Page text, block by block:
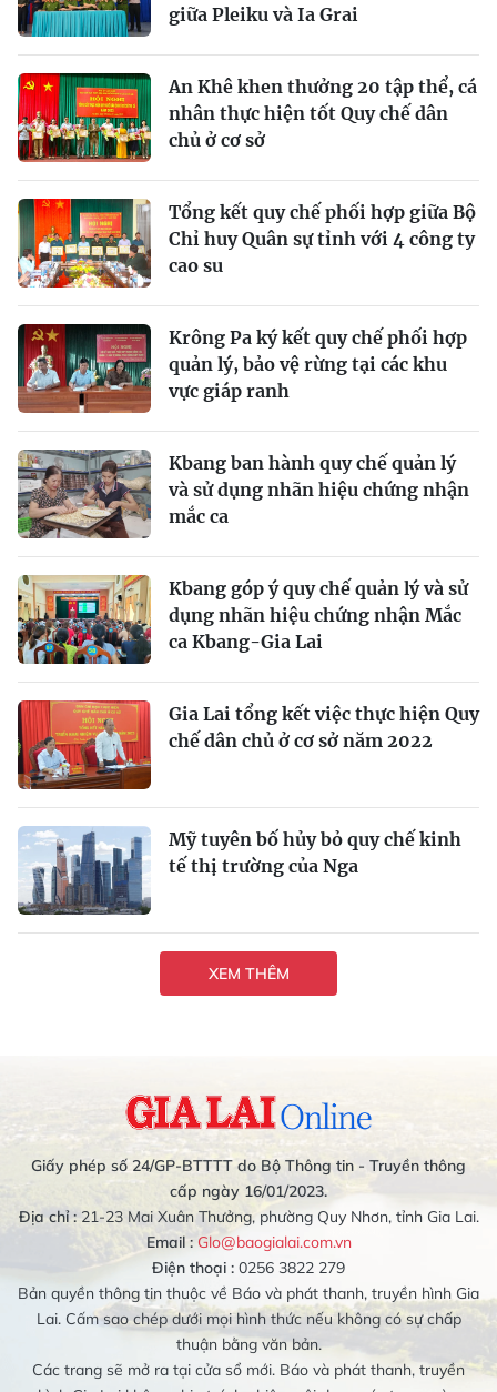
giữa Pleiku và Ia Grai
An Khê khen thưởng 20 tập thể, cá
nhân thực hiện tốt Quy chế dân
chủ ở cơ sở
Tổng kết quy chế phối hợp giữa Bộ
Chỉ huy Quân sự tỉnh với 4 công ty
cao su
Krông Pa ký kết quy chế phối hợp
quản lý, bảo vệ rừng tại các khu
vực giáp ranh
Kbang ban hành quy chế quản lý
và sử dụng nhãn hiệu chứng nhận
mắc ca
Kbang góp ý quy chế quản lý và sử
dụng nhãn hiệu chứng nhận Mắc
ca Kbang-Gia Lai
Gia Lai tổng kết việc thực hiện Quy
chế dân chủ ở cơ sở năm 2022
Mỹ tuyên bố hủy bỏ quy chế kinh
tế thị trường của Nga
XEM THÊM
Giấy phép số 24/GP-BTTTT do Bộ Thông tin - Truyền thông
cấp ngày 16/01/2023.
Địa chỉ :21-23 Mai Xuân Thưởng, phường Quy Nhơn, tỉnh Gia Lai.
Email : Glo@baogialai.com.vn
Điện thoại : 0256 3822 279
Bản quyền thông tin thuộc về Báo và phát thanh, truyền hình Gia
Lai. Cấm sao chép dưới mọi hình thức nếu không có sự chấp
thuận bằng văn bản.
Các trang sẽ mở ra tại cửa sổ mới. Báo và phát thanh, truyền